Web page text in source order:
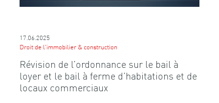
17.06.2025
Droit de l'immobilier & construction
Révision de l’ordonnance sur le bail à
loyer et le bail à ferme d’habitations et de
locaux commerciaux